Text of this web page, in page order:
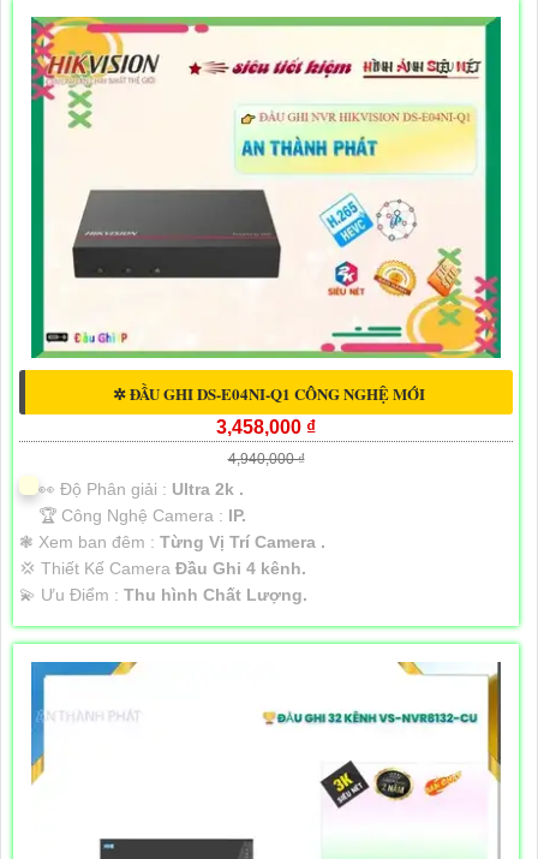
✲ ĐẦU GHI DS-E04NI-Q1 CÔNG NGHỆ MỚI
3,458,000 ₫
4,940,000 ₫
️👀 Độ Phân giải : Ultra 2k .
🏆 Công Nghệ Camera : IP.
❃ Xem ban đêm : Từng Vị Trí Camera .
💢 Thiết Kế Camera Đầu Ghi 4 kênh.
️💫 Ưu Điểm : Thu hình Chất Lượng.